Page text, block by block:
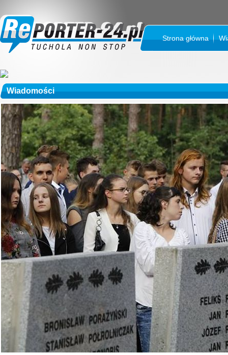
Strona główna
Wiadomości